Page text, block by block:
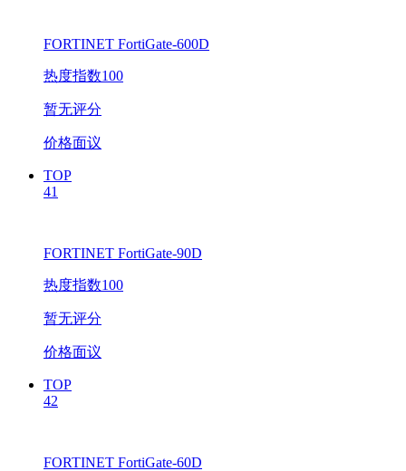
FORTINET FortiGate-600D
热度指数100
暂无评分
价格面议
TOP
41
FORTINET FortiGate-90D
热度指数100
暂无评分
价格面议
TOP
42
FORTINET FortiGate-60D